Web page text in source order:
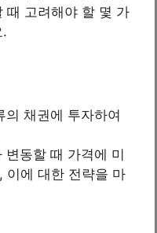
때 고려해야 할 몇 가
.
의 채권에 투자하여
변동할 때 가격에 미
이에 대한 전략을 마